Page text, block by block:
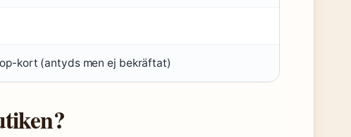
kort (antyds men ej bekräftat)